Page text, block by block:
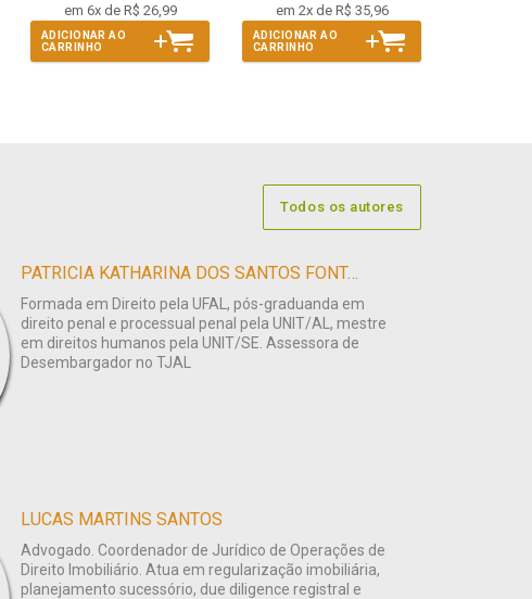
em 6x de R$ 26,99
ADICIONAR AO
CARRINHO
em 2x de R$ 35,96
ADICIONAR AO
CARRINHO
Todos os autores
PATRICIA KATHARINA DOS SANTOS FONTAN
Formada em Direito pela UFAL, pós-graduanda em
direito penal e processual penal pela UNIT/AL, mestre
em direitos humanos pela UNIT/SE. Assessora de
Desembargador no TJAL
LUCAS MARTINS SANTOS
Advogado. Coordenador de Jurídico de Operações de
Direito Imobiliário. Atua em regularização imobiliária,
planejamento sucessório, due diligence registral e